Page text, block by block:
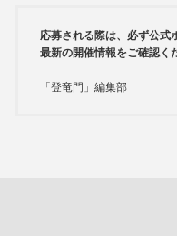
応募される際は、必ず公式
最新の開催情報をご確認く
「登竜門」編集部